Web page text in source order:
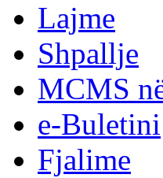
Lajme
Shpallje
MCMS
e-Buletini
Fjalime